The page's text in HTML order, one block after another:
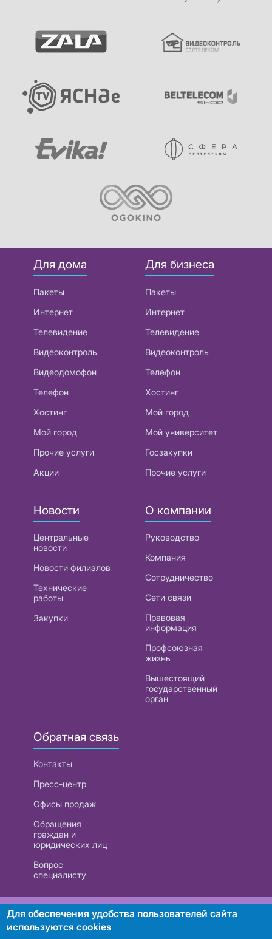
Для дома
Пакеты
Интернет
Телевидение
Видеоконтроль
Видеодомофон
Телефон
Хостинг
Мой город
Прочие услуги
Акции
Для бизнеса
Пакеты
Интернет
Телевидение
Видеоконтроль
Телефон
Хостинг
Мой город
Мой университет
Госзакупки
Прочие услуги
Новости
Центральные
новости
Новости филиалов
Технические
работы
Закупки
О компании
Руководство
Компания
Сотрудничество
Сети связи
Правовая
информация
Профсоюзная
жизнь
Вышестоящий
государственный
орган
Обратная связь
Контакты
Пресс-центр
Офисы продаж
Обращения
граждан и
юридических лиц
Вопрос
специалисту
РУП «Белтелеком». УНП 101007741
Для обеспечения удобства пользователей сайта
используются cookies